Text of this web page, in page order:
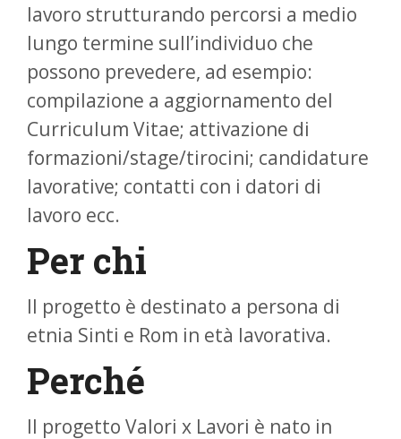
lavoro strutturando percorsi a medio
lungo termine sull’individuo che
possono prevedere, ad esempio:
compilazione a aggiornamento del
Curriculum Vitae; attivazione di
formazioni/stage/tirocini; candidature
lavorative; contatti con i datori di
lavoro ecc.
Per chi
Il progetto è destinato a persona di
etnia Sinti e Rom in età lavorativa.
Perché
Il progetto Valori x Lavori è nato in